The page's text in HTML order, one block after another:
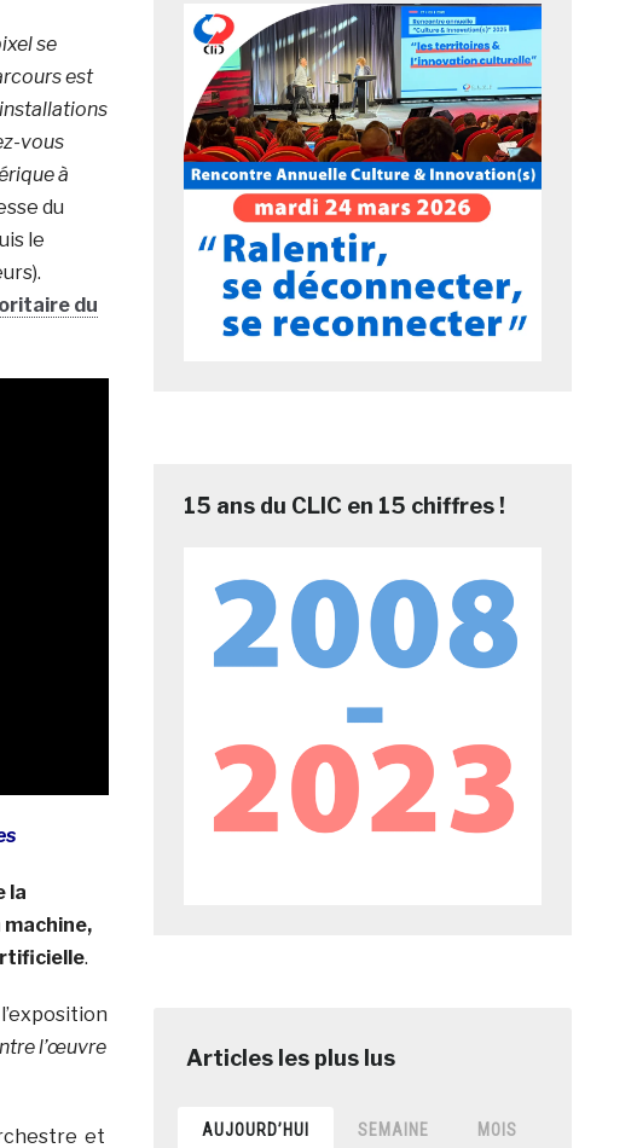
se
est
vous
à
du
le
du
la
.
l’exposition
l’œuvre
et
15 ans du CLIC en 15 chiffres !
AUJOURD’HUI SEMAINE MOIS